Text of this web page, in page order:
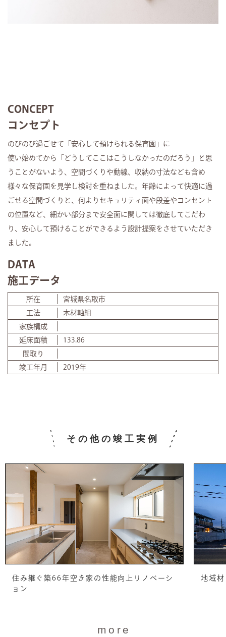
CONCEPT
コンセプト
のびのび過ごせて「安心して預けられる保育園」に
使い始めてから「どうしてここはこうしなかったのだろう」と思
うことがないよう、空間づくりや動線、収納の寸法なども含め
様々な保育園を見学し検討を重ねました。年齢によって快適に過
ごせる空間づくりと、何よりセキュリティ面や段差やコンセント
の位置など、細かい部分まで安全面に関しては徹底してこだわ
り、安心して預けることができるよう設計提案をさせていただき
ました。
DATA
施工データ
所在
宮城県名取市
工法
木材軸組
家族構成
延床面積
133.86
間取り
竣工年月
2019年
その他の竣工実例
住み継ぐ築66年空き家の性能向上リノベーシ
ョン
地域
more